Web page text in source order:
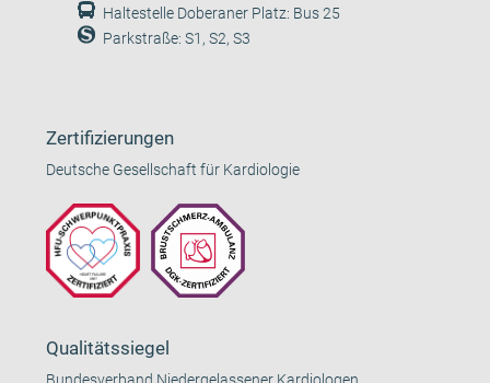
Haltestelle Doberaner Platz: Bus 25
Parkstraße: S1, S2, S3
Zertifizierungen
Deutsche Gesellschaft für Kardiologie
Qualitätssiegel